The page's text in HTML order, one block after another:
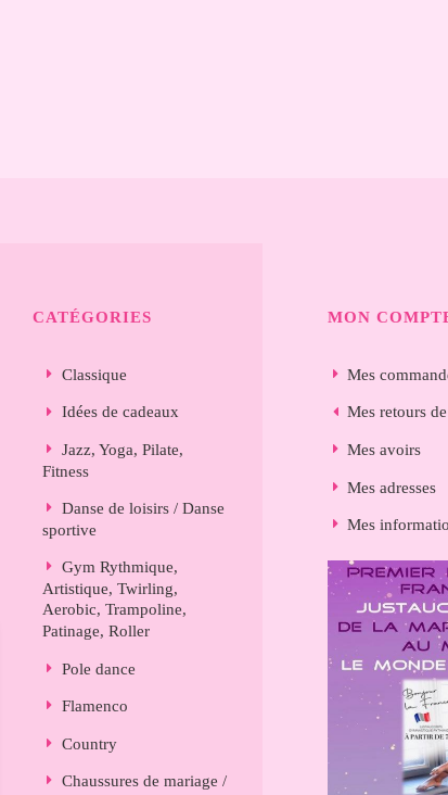
CATÉGORIES
Classique
Idées de cadeaux
Jazz, Yoga, Pilate,
Fitness
Danse de loisirs / Danse
sportive
Gym Rythmique,
Artistique, Twirling,
Aerobic, Trampoline,
Patinage, Roller
Pole dance
Flamenco
Country
Chaussures de mariage /
MON
Mes
Mes retours
Mes avoirs
Mes adresses
Mes